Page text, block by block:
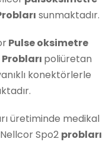
sunmaktadır.
Pulse oksimetre
poliüretan
konektörlerle
üretiminde medikal
Spo2 probları